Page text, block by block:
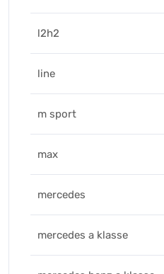
l2h2
line
m sport
max
mercedes
mercedes a klasse